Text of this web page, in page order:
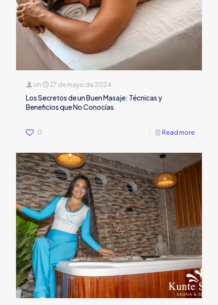
on 27 de mayo de 2024
Los Secretos de un Buen Masaje: Técnicas y
Beneficios que No Conocías
0 Read more